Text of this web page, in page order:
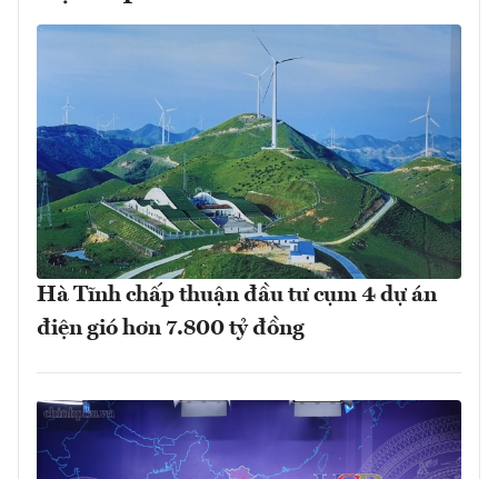
Hà Tĩnh chấp thuận đầu tư cụm 4 dự án
điện gió hơn 7.800 tỷ đồng